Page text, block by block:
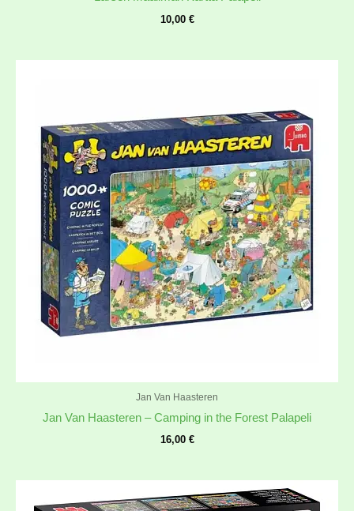
10,00 €
Jan Van Haasteren
Jan Van Haasteren – Camping in the Forest Palapeli
16,00 €